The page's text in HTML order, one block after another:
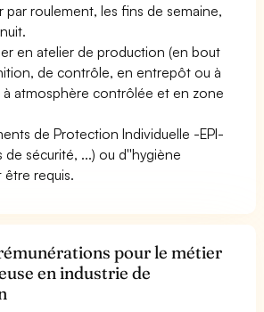
par roulement, les fins de semaine,
en atelier de production (en bout
de contrôle, en entrepôt ou à
atmosphère contrôlée et en zone
de Protection Individuelle -EPI-
de sécurité, ...) ou d''hygiène
être requis.
pour le métier
en industrie de